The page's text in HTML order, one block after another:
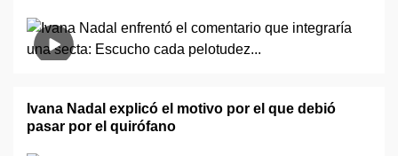
Ivana Nadal explicó el motivo por el que debió
pasar por el quirófano